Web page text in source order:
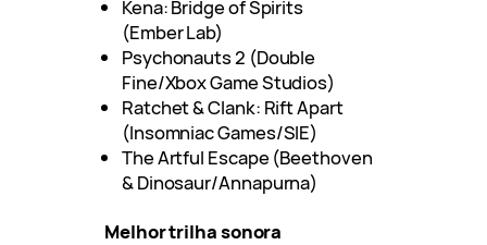
Kena: Bridge of Spirits
(Ember Lab)
Psychonauts 2 (Double
Fine/Xbox Game Studios)
Ratchet & Clank: Rift Apart
(Insomniac Games/SIE)
The Artful Escape (Beethoven
& Dinosaur/Annapurna)
Melhor trilha sonora